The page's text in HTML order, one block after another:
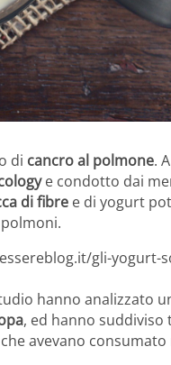
di cancro al polmone.
e condotto dai
di fibre e di yogurt
gli-yogurt-
hanno analizzato
, ed hanno
avevano